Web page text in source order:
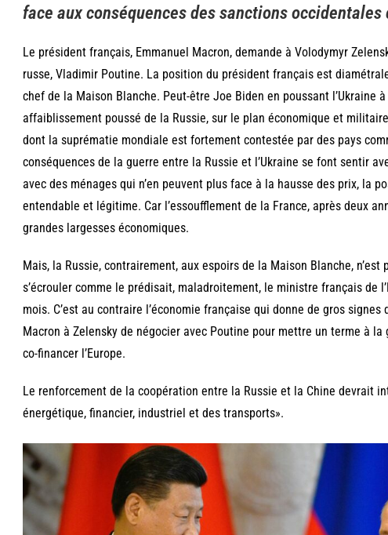
face aux conséquences des sanctions occidentales
Le président français, Emmanuel Macron, demande à Volodymyr
russe, Vladimir Poutine. La position du président français est
chef de la Maison Blanche. Peut-être Joe Biden en poussant l’Ukraine
affaiblissement poussé de la Russie, sur le plan économique et
dont la suprématie mondiale est fortement contestée par des pays
conséquences de la guerre entre la Russie et l’Ukraine se font sentir
avec des ménages qui n’en peuvent plus face à la hausse des prix, la
entendable et légitime. Car l’essoufflement de la France, après deux
grandes largesses économiques.
Mais, la Russie, contrairement, aux espoirs de la Maison Blanche,
s’écrouler comme le prédisait, maladroitement, le ministre français de
mois. C’est au contraire l’économie française qui donne de gros signes
Macron à Zelensky de négocier avec Poutine pour mettre un terme à
co-financer l’Europe.
Le renforcement de la coopération entre la Russie et la Chine devrait
énergétique, financier, industriel et des transports».